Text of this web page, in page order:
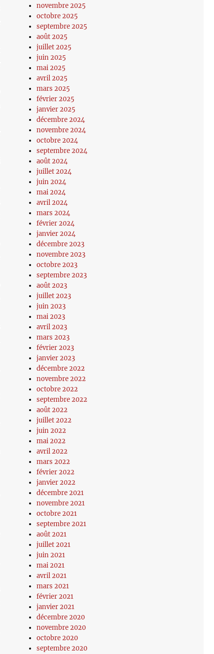
novembre 2025
octobre 2025
septembre 2025
août 2025
juillet 2025
juin 2025
mai 2025
avril 2025
mars 2025
février 2025
janvier 2025
décembre 2024
novembre 2024
octobre 2024
septembre 2024
août 2024
juillet 2024
juin 2024
mai 2024
avril 2024
mars 2024
février 2024
janvier 2024
décembre 2023
novembre 2023
octobre 2023
septembre 2023
août 2023
juillet 2023
juin 2023
mai 2023
avril 2023
mars 2023
février 2023
janvier 2023
décembre 2022
novembre 2022
octobre 2022
septembre 2022
août 2022
juillet 2022
juin 2022
mai 2022
avril 2022
mars 2022
février 2022
janvier 2022
décembre 2021
novembre 2021
octobre 2021
septembre 2021
août 2021
juillet 2021
juin 2021
mai 2021
avril 2021
mars 2021
février 2021
janvier 2021
décembre 2020
novembre 2020
octobre 2020
septembre 2020